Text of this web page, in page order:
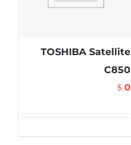
TOSHIBA Satellite
C850
$ 0